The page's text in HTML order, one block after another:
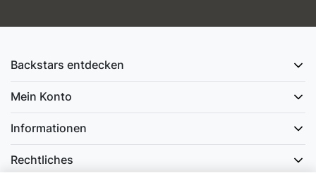
Backstars entdecken
Mein Konto
Informationen
Rechtliches